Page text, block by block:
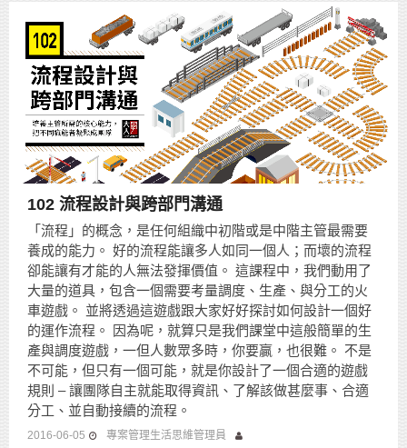
102 流程設計與跨部門溝通
「流程」的概念，是任何組織中初階或是中階主管最需要
養成的能力。 好的流程能讓多人如同一個人；而壞的流程
卻能讓有才能的人無法發揮價值。 這課程中，我們動用了
大量的道具，包含一個需要考量調度、生產、與分工的火
車遊戲。 並將透過這遊戲跟大家好好探討如何設計一個好
的運作流程。 因為呢，就算只是我們課堂中這般簡單的生
產與調度遊戲，一但人數眾多時，你要贏，也很難。 不是
不可能，但只有一個可能，就是你設計了一個合適的遊戲
規則 – 讓團隊自主就能取得資訊、了解該做甚麼事、合適
分工、並自動接續的流程。
2016-06-05 專案管理生活思維管理員